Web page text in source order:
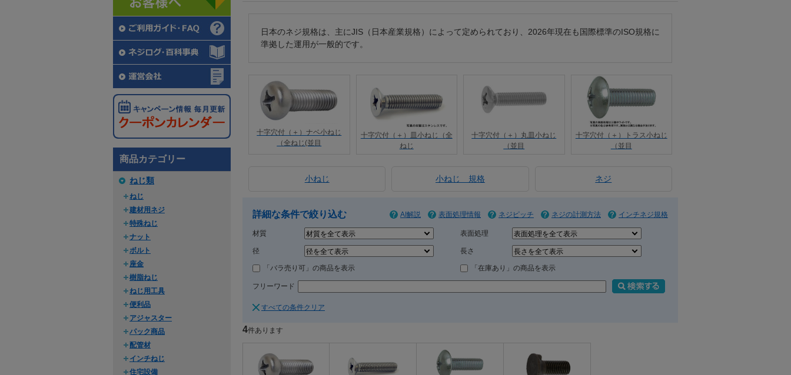
商品カテゴリー
ねじ類
ねじ
建材用ネジ
特殊ねじ
ナット
ボルト
座金
樹脂ねじ
ねじ用工具
便利品
アジャスター
パック商品
配管材
インチねじ
住宅設備
日本のネジ規格は、主にJIS（日本産業規格）によって定められており、2026年現在も国際標準のISO規格に
準拠した運用が一般的です。
十字穴付（＋）ナベ小ねじ
（全ねじ(並目
十字穴付（＋）皿小ねじ（全
ねじ
十字穴付（＋）丸皿小ねじ
（並目
十字穴付（＋）トラス小ねじ
（並目
小ねじ 小ねじ 規格 ネジ
詳細な条件で絞り込む AI解説 表面処理情報 ネジピッチ ネジの計測方法 インチネジ規格
材質 表面処理
径 長さ
「バラ売り可」の商品を表示 「在庫あり」の商品を表示
フリーワード
すべての条件クリア
4件あります